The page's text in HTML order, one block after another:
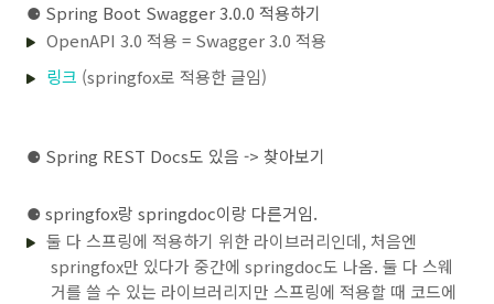
⚈ Spring Boot Swagger 3.0.0 적용하기
OpenAPI 3.0 적용 = Swagger 3.0 적용
링크 (springfox로 적용한 글임)
⚈ Spring REST Docs도 있음 -> 찾아보기
⚈springfox랑 springdoc이랑 다른거임.
둘 다 스프링에 적용하기 위한 라이브러리인데, 처음엔
springfox만 있다가 중간에 springdoc도 나옴. 둘 다 스웨
거를 쓸 수 있는 라이브러리지만 스프링에 적용할 때 코드에